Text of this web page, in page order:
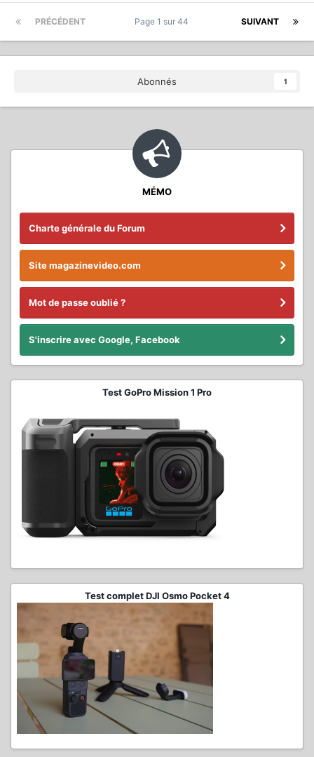
vidéos sont toujours associée…
PRÉCÉDENT SUIVANT
Page 1 sur 44
Abonnés 1
MÉMO
Charte générale du Forum
Site magazinevideo.com
Mot de passe oublié ?
S'inscrire avec Google, Facebook
Test GoPro Mission 1 Pro
Test complet DJI Osmo Pocket 4